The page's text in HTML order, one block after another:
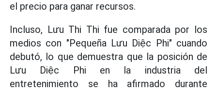
el precio para ganar recursos.
Incluso, Lưu Thi Thi fue comparada por los
medios con "Pequeña Lưu Diệc Phi" cuando
debutó, lo que demuestra que la posición de
Lưu Diệc Phi en la industria del
entretenimiento se ha afirmado durante